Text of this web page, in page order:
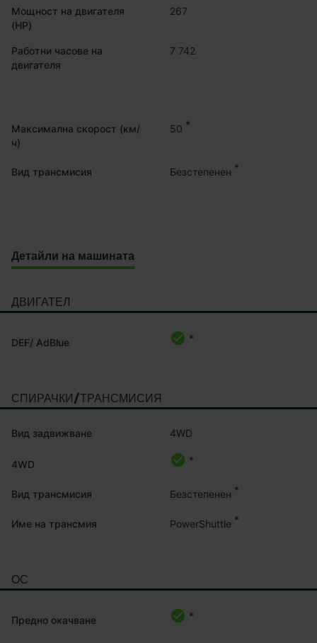
Мощност на двигателя
(HP)
267
Работни часове на
двигателя
7 742
Максимална скорост (км/
ч)
50 *
Вид трансмисия Безстепенен *
Детайли на машината
ДВИГАТЕЛ
DEF/ AdBlue *
СПИРАЧКИ/ТРАНСМИСИЯ
Вид задвижване 4WD
4WD *
Вид трансмисия Безстепенен *
Име на трансмия PowerShuttle *
ОС
Предно окачване *